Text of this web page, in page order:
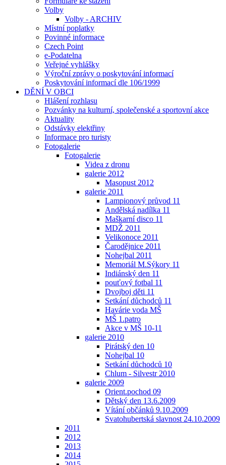
Volby
Volby - ARCHIV
Místní poplatky
Povinné informace
Czech Point
e-Podatelna
Veřejné vyhlášky
Výroční zprávy o poskytování informací
Poskytování informací dle 106/1999
DĚNÍ V OBCI
Hlášení rozhlasu
Pozvánky na kulturní, společenské a sportovní akce
Aktuality
Odstávky elektřiny
Informace pro turisty
Fotogalerie
Fotogalerie
Videa z dronu
galerie 2012
Masopust 2012
galerie 2011
Lampionový průvod 11
Andělská nadílka 11
Maškarní disco 11
MDŽ 2011
Velikonoce 2011
Čarodějnice 2011
Nohejbal 2011
Memoriál M.Sýkory 11
Indiánský den 11
pouťový fotbal 11
Dvojboj děti 11
Setkání důchodců 11
Havárie voda MŠ
MŠ 1.patro
Akce v MŠ 10-11
galerie 2010
Pirátský den 10
Nohejbal 10
Setkání důchodců 10
Chlum - Silvestr 2010
galerie 2009
Orient.pochod 09
Dětský den 13.6.2009
Vítání občánků 9.10.2009
Svatohubertská slavnost 24.10.2009
2011
2012
2013
2014